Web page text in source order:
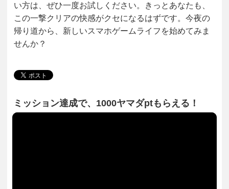
い方は、ぜひ一度お試しください。きっとあなたも、
この一撃クリアの快感がクセになるはずです。今夜の
帰り道から、新しいスマホゲームライフを始めてみま
せんか？
ミッション達成で、1000ヤマダptもらえる！